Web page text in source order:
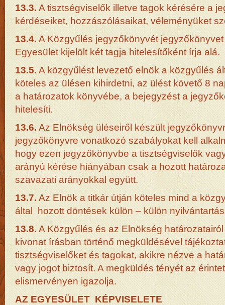
13.3. A tisztségviselők illetve tagok kérésére a
kérdéseiket, hozzászólásaikat, véleményüket
13.4. A Közgyűlés jegyzőkönyvét
Egyesület kijelölt két tagja hitelesítőként írja alá.
13.5.A közgyűlést levezető elnök a közgyűlés
köteles az ülésen kihirdetni, az ülést követő 8
a határozatok könyvébe, a bejegyzést a
hitelesíti.
13.6.Az Elnökség üléseiről készült
jegyzőkönyvre vonatkozó szabályokat kell
hogy ezen jegyzőkönyvbe a tisztségviselők
arányú kérése hiányában csak a hozott
szavazati arányokkal együtt.
13.7.Az Elnök a titkár útján köteles mind a
által hozott döntések külön – külön
13.8. A Közgyűlés és az Elnökség
kivonat írásban történő megküldésével
tisztségviselőket és tagokat, akikre nézve a
vagy jogot biztosít. A megküldés tényét az
elismervényen igazolja.
AZ EGYESÜLET KÉPVISELETE